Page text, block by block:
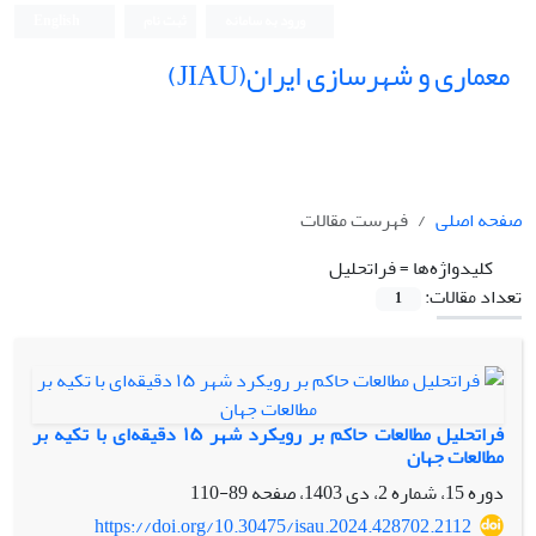
معماری و شهرسازی ایران(JIAU)
صفحه اصلی
فهرست مقالات
کلیدواژه‌ها =فراتحلیل
تعداد مقالات:
1
فراتحلیل مطالعات حاکم بر رویکرد شهر ۱۵ دقیقه‌ای با تکیه بر
مطالعات جهان
دوره 15، شماره 2، دی 1403، صفحه
89-110
https://doi.org/10.30475/isau.2024.428702.2112